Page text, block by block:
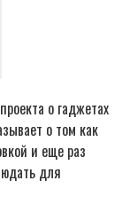
о гаджетах
о том как
и еще раз
для